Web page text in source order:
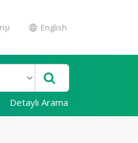
English
Detaylı Arama